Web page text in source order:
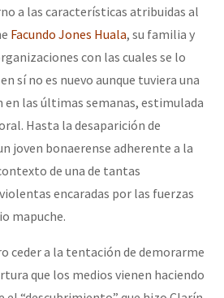
a las características atribuidas al
Facundo Jones Huala, su familia y
con las cuales se lo
sí no es nuevo aunque tuviera una
las últimas semanas, estimulada
Hasta la desaparición de
joven bonaerense adherente a la
de una de tantas
encaradas por las fuerzas
mapuche.
ceder a la tentación de demorarme
que los medios vienen haciendo